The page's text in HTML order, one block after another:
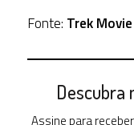
Fonte: Trek Movie
Descubra
Assine para